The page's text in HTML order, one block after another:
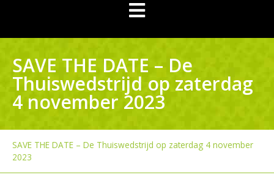
SAVE THE DATE – De
Thuiswedstrijd op zaterdag
4 november 2023
SAVE THE DATE – De Thuiswedstrijd op zaterdag 4 november
2023